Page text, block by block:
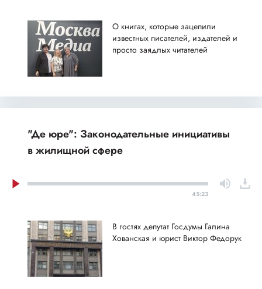
О книгах, которые зацепили
известных писателей, издателей и
просто заядлых читателей
"Де юре": Законодательные инициативы
в жилищной сфере
45:23
В гостях депутат Госдумы Галина
Хованская и юрист Виктор Федорук